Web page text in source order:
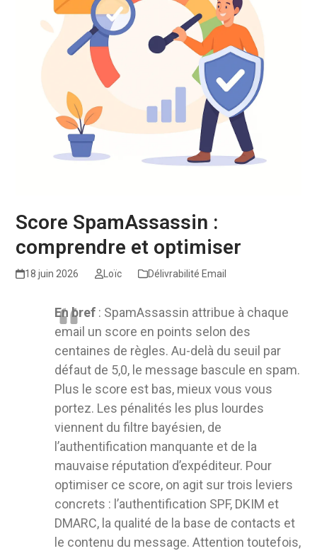
Score SpamAssassin :
comprendre et optimiser
18 juin 2026 Loïc Délivrabilité Email
En bref : SpamAssassin attribue à chaque
email un score en points selon des
centaines de règles. Au-delà du seuil par
défaut de 5,0, le message bascule en spam.
Plus le score est bas, mieux vous vous
portez. Les pénalités les plus lourdes
viennent du filtre bayésien, de
l’authentification manquante et de la
mauvaise réputation d’expéditeur. Pour
optimiser ce score, on agit sur trois leviers
concrets : l’authentification SPF, DKIM et
DMARC, la qualité de la base de contacts et
le contenu du message. Attention toutefois,